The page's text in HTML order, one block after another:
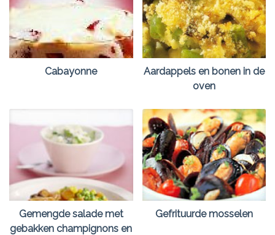
Cabayonne
Aardappels en bonen in de
oven
Gemengde salade met
gebakken champignons en
Gefrituurde mosselen